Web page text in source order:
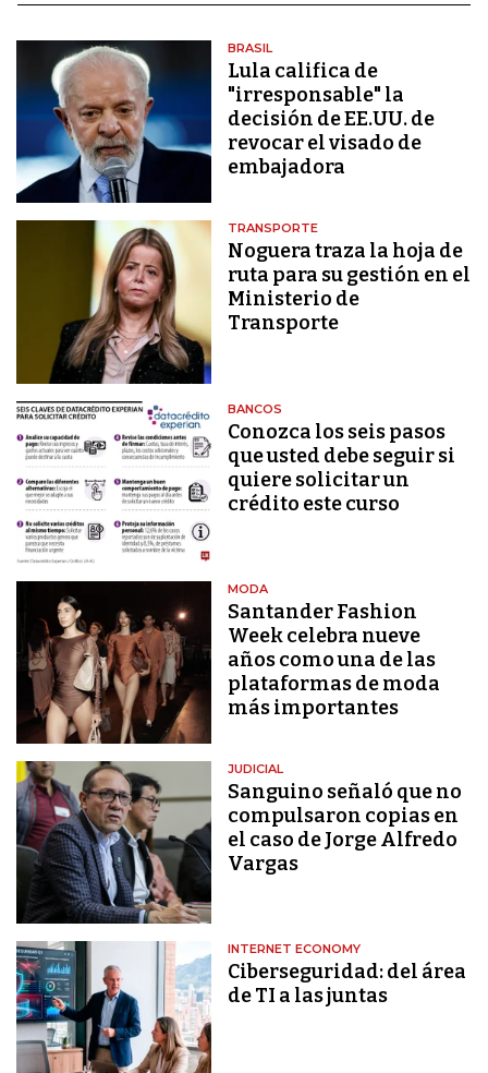
BRASIL
Lula califica de
"irresponsable" la
decisión de EE.UU. de
revocar el visado de
embajadora
TRANSPORTE
Noguera traza la hoja de
ruta para su gestión en el
Ministerio de
Transporte
BANCOS
Conozca los seis pasos
que usted debe seguir si
quiere solicitar un
crédito este curso
MODA
Santander Fashion
Week celebra nueve
años como una de las
plataformas de moda
más importantes
JUDICIAL
Sanguino señaló que no
compulsaron copias en
el caso de Jorge Alfredo
Vargas
INTERNET ECONOMY
Ciberseguridad: del área
de TI a las juntas